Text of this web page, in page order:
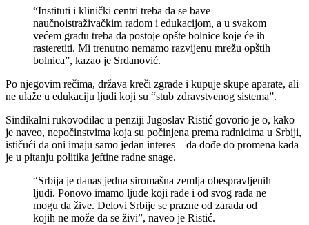
“Instituti i klinički centri treba da se bave
naučnoistraživačkim radom i edukacijom, a u svakom
većem gradu treba da postoje opšte bolnice koje će ih
rasteretiti. Mi trenutno nemamo razvijenu mrežu opštih
bolnica”, kazao je Srdanović.
Po njegovim rečima, država kreči zgrade i kupuje skupe aparate, ali
ne ulaže u edukaciju ljudi koji su “stub zdravstvenog sistema”.
Sindikalni rukovodilac u penziji Jugoslav Ristić govorio je o, kako
je naveo, nepočinstvima koja su počinjena prema radnicima u Srbiji,
ističući da oni imaju samo jedan interes – da dođe do promena kada
je u pitanju politika jeftine radne snage.
“Srbija je danas jedna siromašna zemlja obespravljenih
ljudi. Ponovo imamo ljude koji rade i od svog rada ne
mogu da žive. Delovi Srbije se prazne od zarada od
kojih ne može da se živi”, naveo je Ristić.